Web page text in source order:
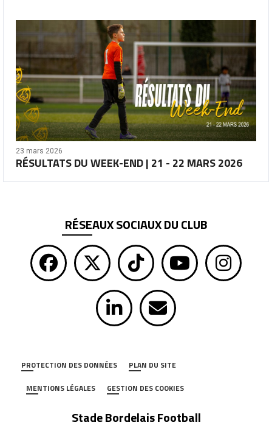
23 mars 2026
RÉSULTATS DU WEEK-END | 21 - 22 MARS 2026
RÉSEAUX SOCIAUX DU CLUB
PROTECTION DES DONNÉES
PLAN DU SITE
MENTIONS LÉGALES
GESTION DES COOKIES
Stade Bordelais Football